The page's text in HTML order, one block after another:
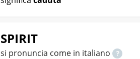
SPIRIT
si pronuncia come in italiano